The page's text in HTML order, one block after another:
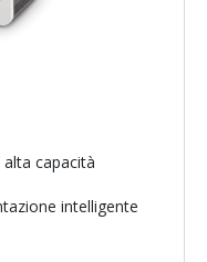
capacità
intelligente